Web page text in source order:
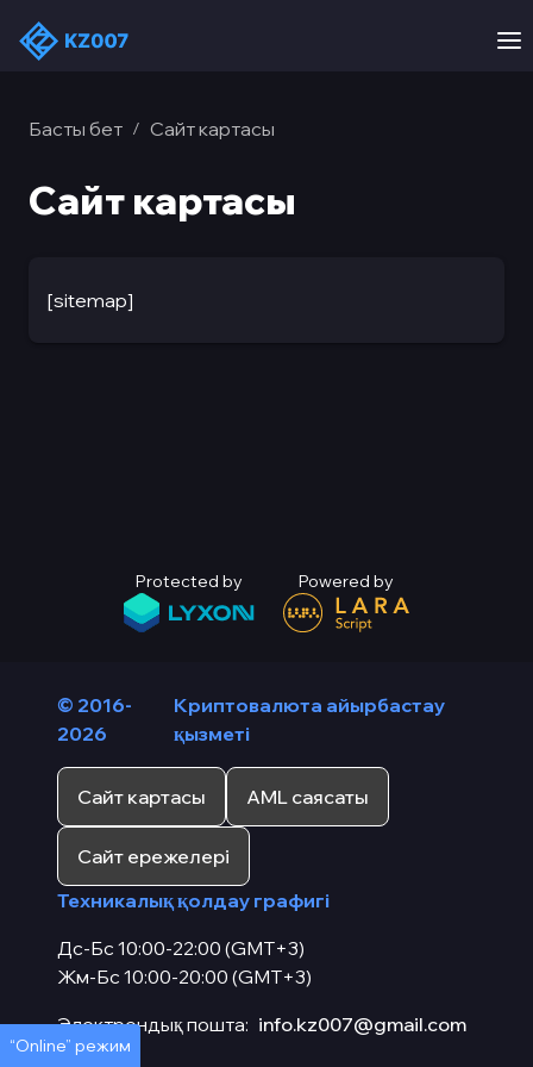
Басты бет / Сайт картасы
Сайт картасы
[sitemap]
Protected by Powered by
© 2016-
2026
Криптовалюта айырбастау
қызметі
Сайт картасы AML саясаты
Сайт ережелері
Техникалық қолдау графигі
Дс-Бс 10:00-22:00 (GMT+3)
Жм-Бс 10:00-20:00 (GMT+3)
Электрондық пошта: info.kz007@gmail.com
“Online” режим